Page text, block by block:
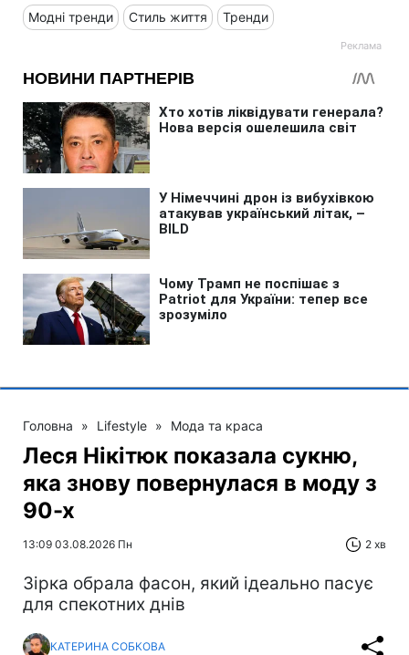
Модні тренди Стиль життя Тренди
Головна » Lifestyle » Мода та краса
Леся Нікітюк показала сукню,
яка знову повернулася в моду з
90-х
13:09 03.08.2026 Пн 2 хв
Зірка обрала фасон, який ідеально пасує
для спекотних днів
КАТЕРИНА СОБКОВА